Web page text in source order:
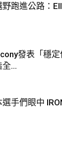
野跑進公路：
發表「穩
...
選手們眼中